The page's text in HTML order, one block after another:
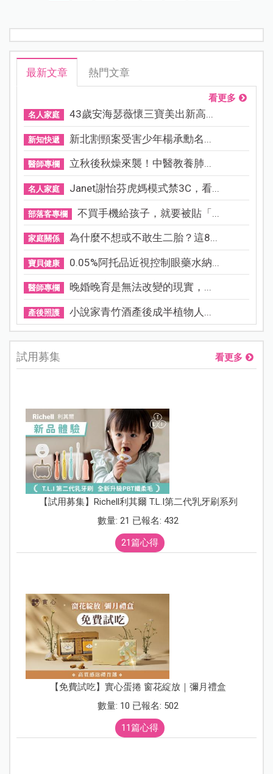
最新文章 熱門文章
看更多
名人家庭 43歲安海瑟薇懷三寶美出新高...
新知快遞 新北割頸案受害少年楊承勳名...
醫師專欄 立秋後秋燥來襲！中醫教養肺...
名人家庭 Janet謝怡芬虎媽模式禁3C，看...
部落客專欄 不買手機給孩子，就要被貼「...
家庭關係 為什麼不想或不敢生二胎？這8...
寶貝健康 0.05%阿托品近視控制眼藥水納...
醫師專欄 晚婚晚育是無法改變的現實，...
產後照護 小說家青竹酒產後成半植物人...
試用募集 看更多
【試用募集】Richell利其爾 T.L.I第二代乳牙刷系列
數量: 21 已報名: 432
21篇心得
【免費試吃】實心蛋捲 窗花綻放｜彌月禮盒
數量: 10 已報名: 502
11篇心得